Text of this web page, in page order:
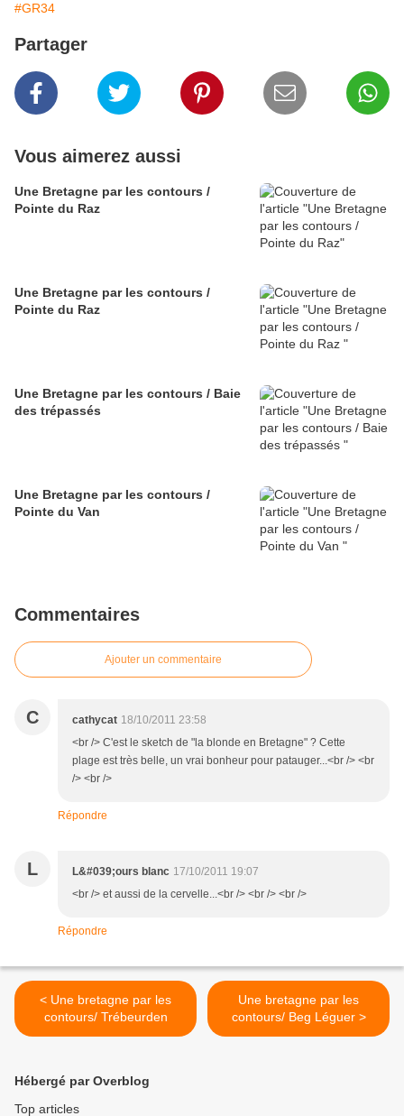
#GR34
Partager
Vous aimerez aussi
Une Bretagne par les contours /
Pointe du Raz
Une Bretagne par les contours /
Pointe du Raz
Une Bretagne par les contours / Baie
des trépassés
Une Bretagne par les contours /
Pointe du Van
Commentaires
Ajouter un commentaire
C cathycat 18/10/2011 23:58
<br /> C'est le sketch de "la blonde en Bretagne" ? Cette
plage est très belle, un vrai bonheur pour patauger...<br /> <br
/> <br />
Répondre
L L&#039;ours blanc 17/10/2011 19:07
<br /> et aussi de la cervelle...<br /> <br /> <br />
Répondre
< Une bretagne par les
contours/ Trébeurden
Une bretagne par les
contours/ Beg Léguer >
Hébergé par Overblog
Top articles